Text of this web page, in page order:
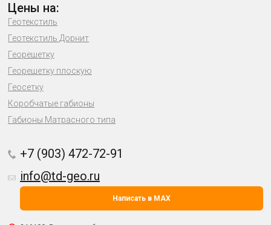
Цены на:
Геотекстиль
Геотекстиль Дорнит
Георешетку
Георешетку плоскую
Геосетку
Коробчатые габионы
Габионы Матрасного типа
+7 (903) 472-72-91
info@td-geo.ru
Написать в MAX